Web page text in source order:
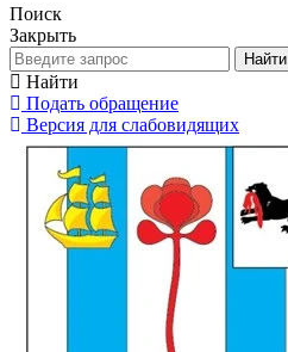
Поиск
Закрыть
Найти
Найти
Подать обращение
Версия для слабовидящих